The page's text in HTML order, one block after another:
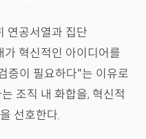
연공서열과 집단
가 혁신적인 아이디어를
증이 필요하다"는 이유로
조직 내 화합을, 혁신적
선호한다.